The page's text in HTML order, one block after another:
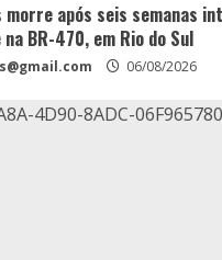
morre após seis semanas
BR-470, em Rio do Sul
06/08/2026